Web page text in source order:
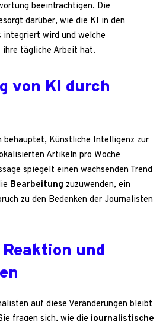
beeinträchtigen. Die
darüber, wie die KI in den
integriert wird und welche
ihre tägliche Arbeit hat.
von KI durch
behauptet, Künstliche Intelligenz zur
Artikeln pro Woche
spiegelt einen wachsenden Trend
Bearbeitung zuzuwenden, ein
zu den Bedenken der Journalisten
und
auf diese Veränderungen bleibt